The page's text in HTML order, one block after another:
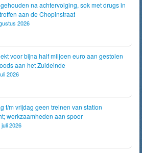
na achtervolging, sok met drugs in
aan de Chopinstraat
2026
voor bijna half miljoen euro aan gestolen
aan het Zuideinde
2026
t/m vrijdag geen treinen van station
werkzaamheden aan spoor
2026